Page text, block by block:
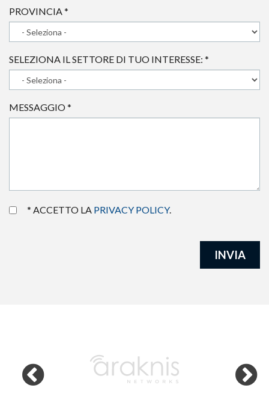
PROVINCIA*
SELEZIONA IL SETTORE DI TUO INTERESSE: *
MESSAGGIO*
* ACCETTO LA PRIVACY POLICY.
INVIA